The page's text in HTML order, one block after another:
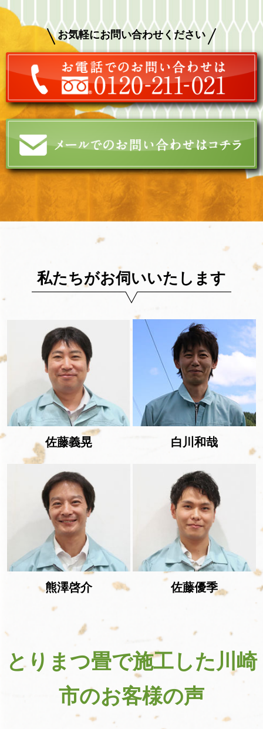
お気軽にお問い合わせください
私たちがお伺いいたします
佐藤義晃 白川和哉
熊澤啓介 佐藤優季
とりまつ畳で施工した川崎
市のお客様の声